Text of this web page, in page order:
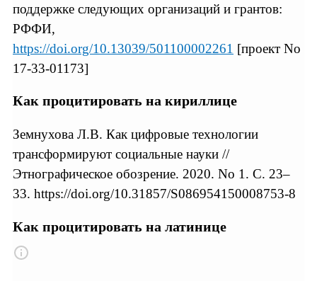
поддержке следующих организаций и грантов:
РФФИ,
https://doi.org/10.13039/501100002261 [проект No
17-33-01173]
Как процитировать на кириллице
Земнухова Л.В. Как цифровые технологии
трансформируют социальные науки //
Этнографическое обозрение. 2020. No 1. С. 23–
33. https://doi.org/10.31857/S086954150008753-8
Как процитировать на латинице